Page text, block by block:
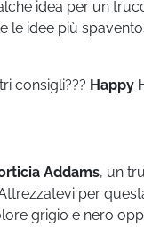
idea per un
le idee più
consigli??? Happy
Addams, un
per
grigio e nero